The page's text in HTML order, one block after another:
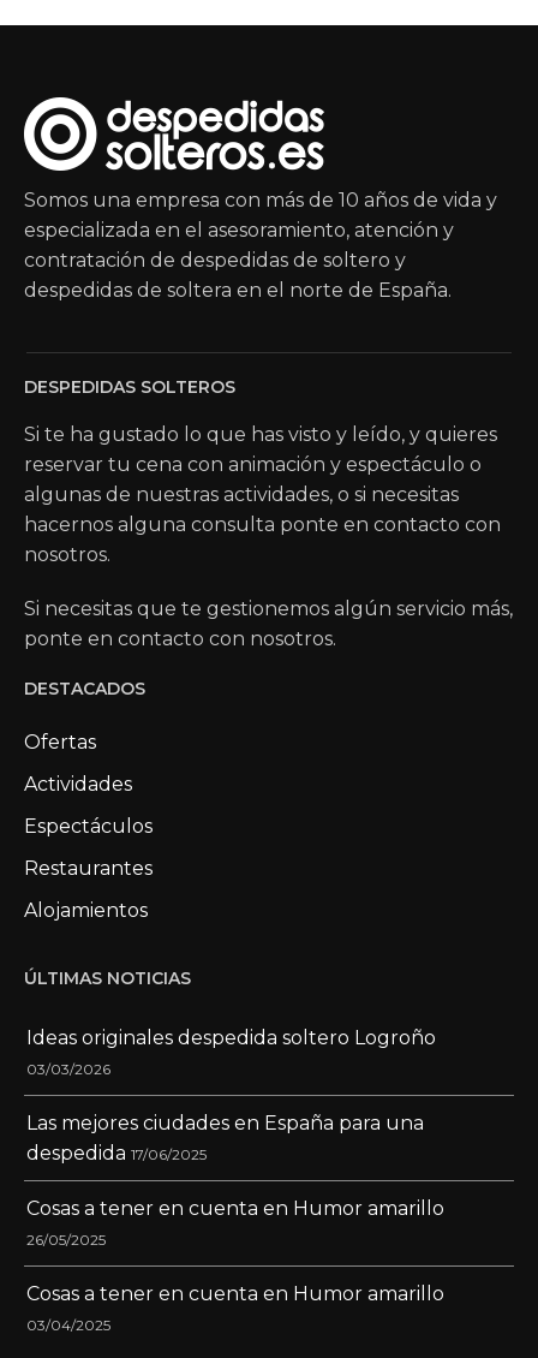
Somos una empresa con más de 10 años de vida y
especializada en el asesoramiento, atención y
contratación de despedidas de soltero y
despedidas de soltera en el norte de España.
DESPEDIDAS SOLTEROS
Si te ha gustado lo que has visto y leído, y quieres
reservar tu cena con animación y espectáculo o
algunas de nuestras actividades, o si necesitas
hacernos alguna consulta ponte en contacto con
nosotros.
Si necesitas que te gestionemos algún servicio más,
ponte en contacto con nosotros.
DESTACADOS
Ofertas
Actividades
Espectáculos
Restaurantes
Alojamientos
ÚLTIMAS NOTICIAS
Ideas originales despedida soltero Logroño
03/03/2026
Las mejores ciudades en España para una
despedida 17/06/2025
Cosas a tener en cuenta en Humor amarillo
26/05/2025
Cosas a tener en cuenta en Humor amarillo
03/04/2025